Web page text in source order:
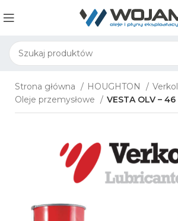
Strona główna HOUGHTON
Verkol
Oleje przemysłowe
VESTA OLV – 46